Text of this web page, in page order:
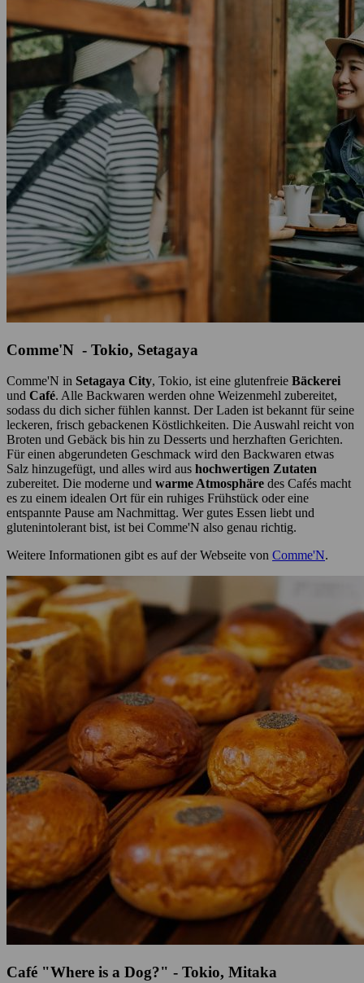
Comme'N - Tokio, Setagaya
Comme'N in Setagaya City, Tokio, ist eine glutenfreie Bäckerei
und Café. Alle Backwaren werden ohne Weizenmehl zubereitet,
sodass du dich sicher fühlen kannst. Der Laden ist bekannt für seine
leckeren, frisch gebackenen Köstlichkeiten. Die Auswahl reicht von
Broten und Gebäck bis hin zu Desserts und herzhaften Gerichten.
Für einen abgerundeten Geschmack wird den Backwaren etwas
Salz hinzugefügt, und alles wird aus hochwertigen Zutaten
zubereitet. Die moderne und warme Atmosphäre des Cafés macht
es zu einem idealen Ort für ein ruhiges Frühstück oder eine
entspannte Pause am Nachmittag. Wer gutes Essen liebt und
glutenintolerant bist, ist bei Comme'N also genau richtig.
Weitere Informationen gibt es auf der Webseite von Comme'N.
Café "Where is a Dog?" - Tokio, Mitaka